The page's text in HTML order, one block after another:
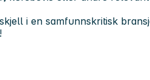
i en samfunnskritisk